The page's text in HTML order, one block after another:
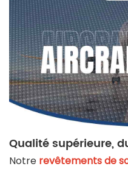
Qualité supérieure,
Notre revêtements de